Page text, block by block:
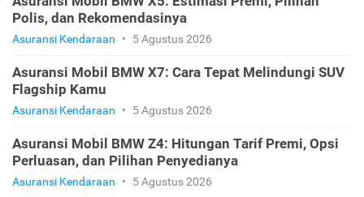
Polis, dan Rekomendasinya
Asuransi Kendaraan • 5 Agustus 2026
Asuransi Mobil BMW X7: Cara Tepat Melindungi SUV
Flagship Kamu
Asuransi Kendaraan • 5 Agustus 2026
Asuransi Mobil BMW Z4: Hitungan Tarif Premi, Opsi
Perluasan, dan Pilihan Penyedianya
Asuransi Kendaraan • 5 Agustus 2026